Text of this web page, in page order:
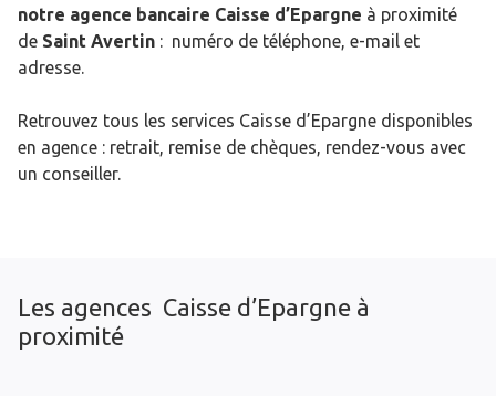
notre agence bancaire Caisse d’Epargne à proximité
de Saint Avertin : numéro de téléphone, e-mail et
adresse.
Retrouvez tous les services Caisse d’Epargne disponibles
en agence : retrait, remise de chèques, rendez-vous avec
un conseiller.
Les agences Caisse d’Epargne à
proximité